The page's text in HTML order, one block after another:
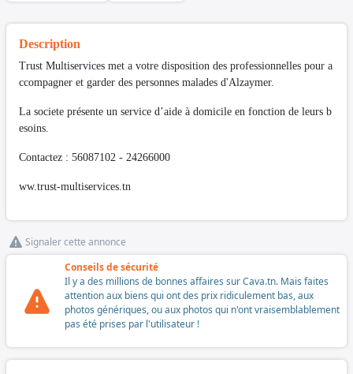
Description
Trust Multiservices met a votre disposition des professionnelles pour a
ccompagner et garder des personnes malades d'Alzaymer.
La societe présente un service d’aide à domicile en fonction de leurs b
esoins.
Contactez : 56087102 - 24266000
ww.trust-multiservices.tn
Signaler cette annonce
Conseils de sécurité
Il y a des millions de bonnes affaires sur Cava.tn. Mais faites
attention aux biens qui ont des prix ridiculement bas, aux
photos génériques, ou aux photos qui n'ont vraisemblablement
pas été prises par l'utilisateur !